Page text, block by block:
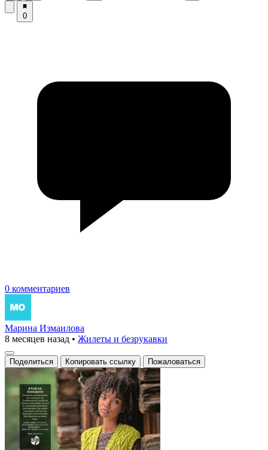
0
0 комментариев
Марина Измаилова
8 месяцев назад • Жилеты и безрукавки
Поделиться Копировать ссылку Пожаловаться